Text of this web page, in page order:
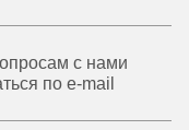
с нами
по e-mail